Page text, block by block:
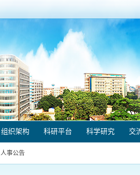
组织架构 科研平台 科学研究 交
人事公告